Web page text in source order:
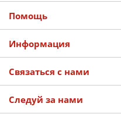
Помощь
Информация
Связаться с нами
Следуй за нами